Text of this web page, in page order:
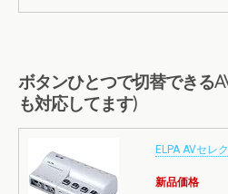
ボタンひとつで切替できる
も対応してます)
ELPA AVセレ
新品価格